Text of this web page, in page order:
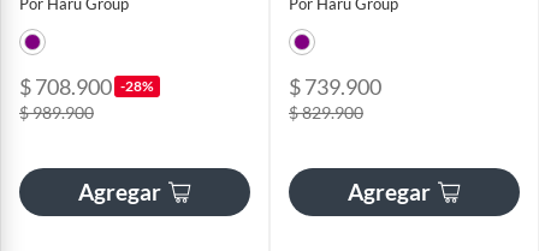
$ 708.900 -28%
$ 989.900
Agregar
$ 739.900
$ 829.900
Agregar